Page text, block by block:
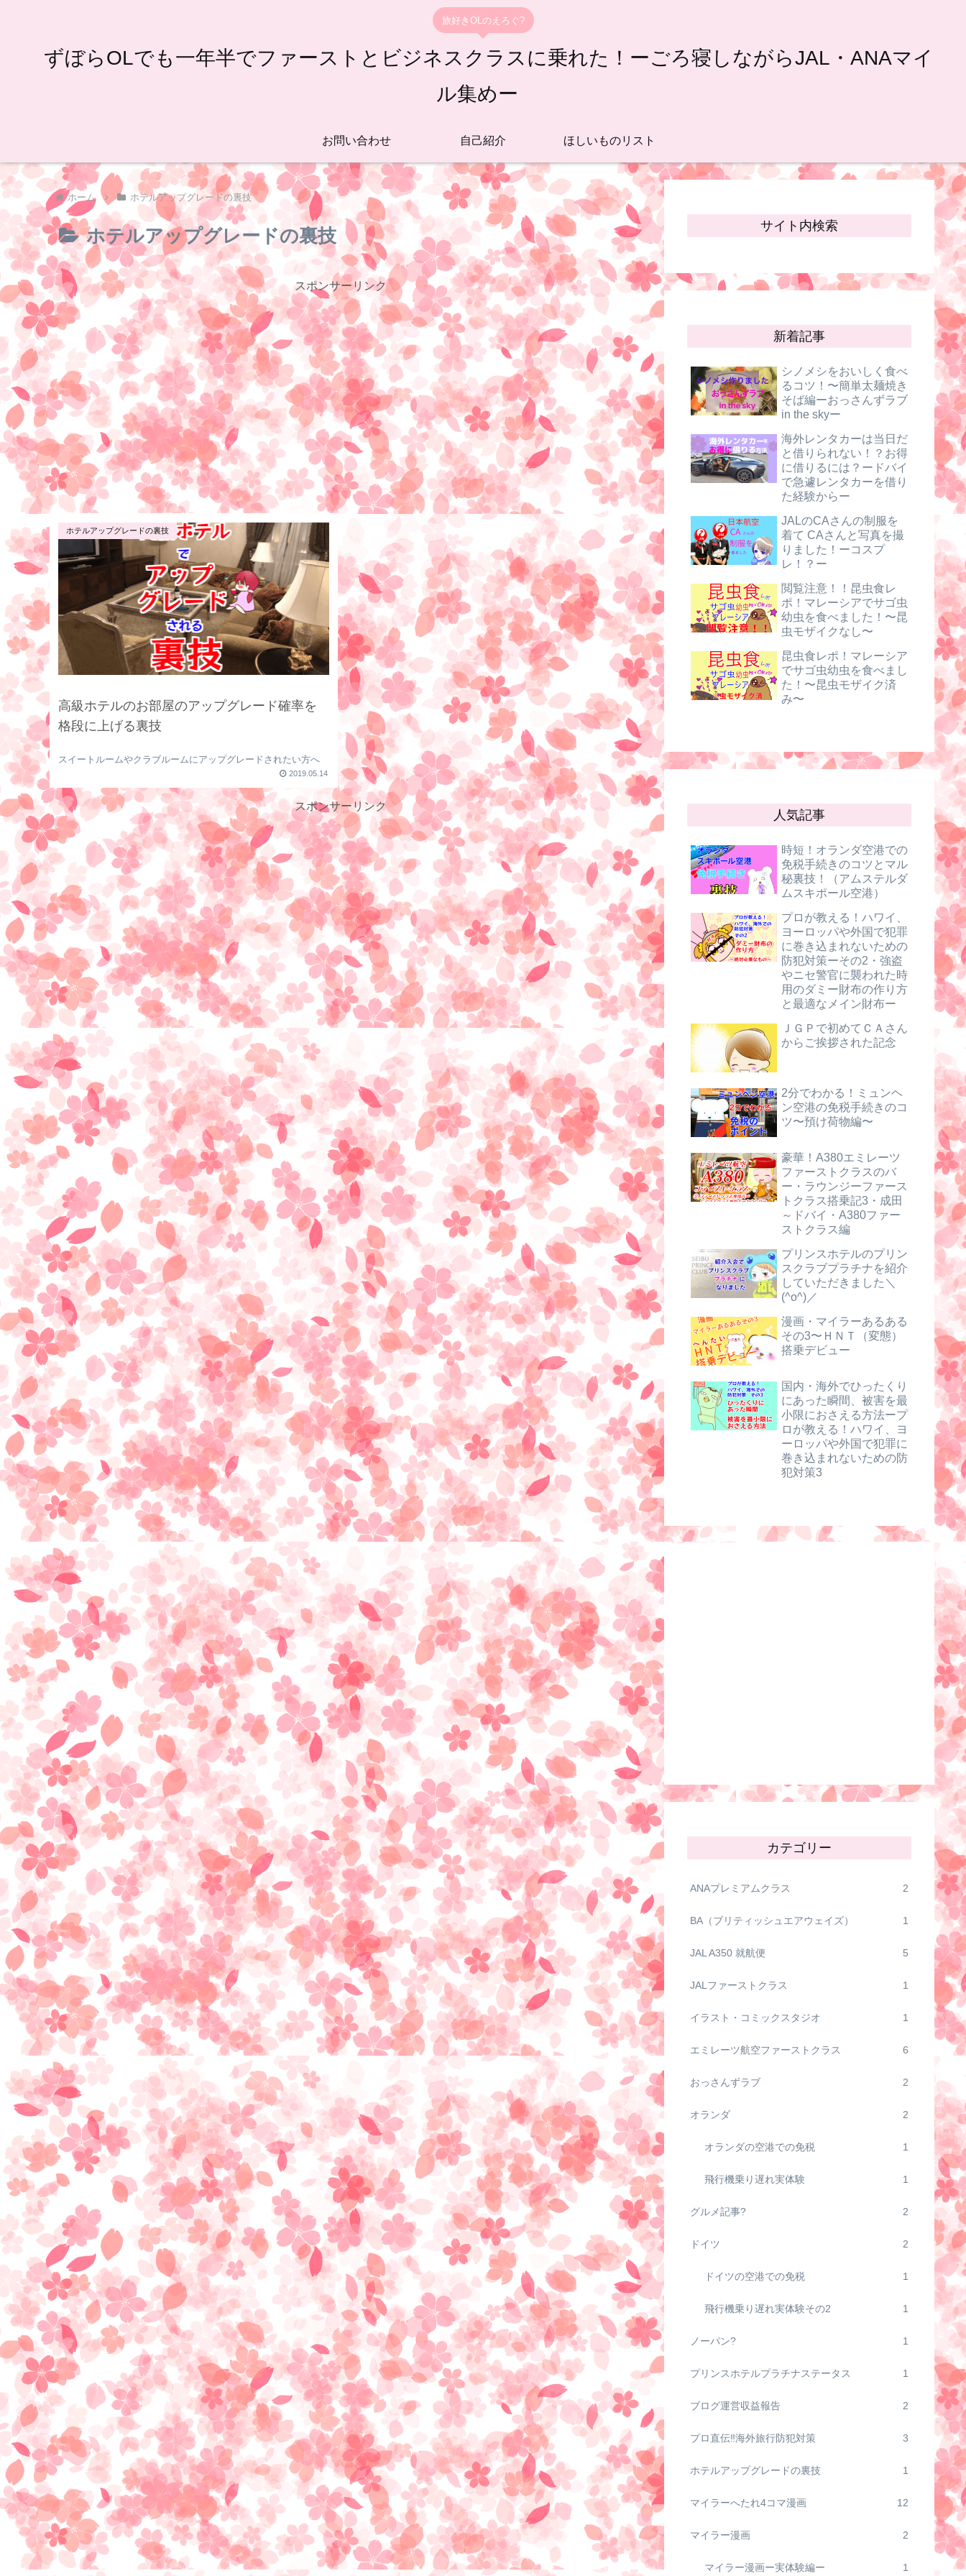
旅好きOLのえろぐ?
ずぼらOLでも一年半でファーストとビジネスクラスに乗れた！ーごろ寝しながらJAL・ANAマイ
ル集めー
お問い合わせ 自己紹介 ほしいものリスト
ホーム ホテルアップグレードの裏技
ホテルアップグレードの裏技
スポンサーリンク
ホテルアップグレードの裏技
高級ホテルのお部屋のアップグレード確率を
格段に上げる裏技
スイートルームやクラブルームにアップグレードされたい方へ
2019.05.14
スポンサーリンク
サイト内検索
新着記事
シノメシをおいしく食べ
るコツ！〜簡単太麺焼き
そば編ーおっさんずラブ
in the skyー
海外レンタカーは当日だ
と借りられない！？お得
に借りるには？ードバイ
で急遽レンタカーを借り
た経験からー
JALのCAさんの制服を
着て CAさんと写真を撮
りました！ーコスプ
レ！？ー
閲覧注意！！昆虫食レ
ポ！マレーシアでサゴ虫
幼虫を食べました！〜昆
虫モザイクなし〜
昆虫食レポ！マレーシア
でサゴ虫幼虫を食べまし
た！〜昆虫モザイク済
み〜
人気記事
時短！オランダ空港での
免税手続きのコツとマル
秘裏技！（アムステルダ
ムスキポール空港）
プロが教える！ハワイ、
ヨーロッパや外国で犯罪
に巻き込まれないための
防犯対策ーその2・強盗
やニセ警官に襲われた時
用のダミー財布の作り方
と最適なメイン財布ー
ＪＧＰで初めてＣＡさん
からご挨拶された記念
2分でわかる！ミュンヘ
ン空港の免税手続きのコ
ツ〜預け荷物編〜
豪華！A380エミレーツ
ファーストクラスのバ
ー・ラウンジーファース
トクラス搭乗記3・成田
～ドバイ・A380ファー
ストクラス編
プリンスホテルのプリン
スクラブプラチナを紹介
していただきました＼
(^o^)／
漫画・マイラーあるある
その3〜ＨＮＴ（変態）
搭乗デビュー
国内・海外でひったくり
にあった瞬間、被害を最
小限におさえる方法ープ
ロが教える！ハワイ、ヨ
ーロッパや外国で犯罪に
巻き込まれないための防
犯対策3
カテゴリー
ANAプレミアムクラス 2
BA（ブリティッシュエアウェイズ） 1
JAL A350 就航便 5
JALファーストクラス 1
イラスト・コミックスタジオ 1
エミレーツ航空ファーストクラス 6
おっさんずラブ 2
オランダ 2
オランダの空港での免税 1
飛行機乗り遅れ実体験 1
グルメ記事? 2
ドイツ 2
ドイツの空港での免税 1
飛行機乗り遅れ実体験その2 1
ノーパン? 1
プリンスホテルプラチナステータス 1
ブログ運営収益報告 2
プロ直伝‼️海外旅行防犯対策 3
ホテルアップグレードの裏技 1
マイラーへたれ4コマ漫画 12
マイラー漫画 2
マイラー漫画ー実体験編ー 1